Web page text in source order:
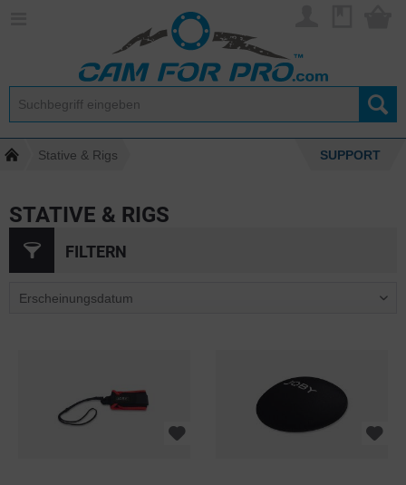
Stative & Rigs SUPPORT
STATIVE & RIGS
FILTERN